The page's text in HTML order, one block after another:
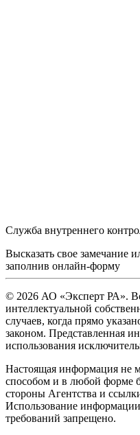
Служба внутреннего
Высказать свое замечание
заполнив онлайн-форму
© 2026 АО «Эксперт РА».
интеллектуальной
случаев, когда прямо
законом. Представленная
использования
Настоящая информация не
способом и в любой форме
стороны Агентства и
Использование
требований запрещено.